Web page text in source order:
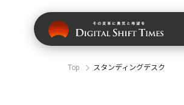
Top スタンディングデスク